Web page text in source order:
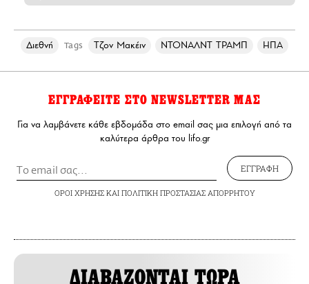
Διεθνή Tags Τζον Μακέιν ΝΤΟΝΑΛΝΤ ΤΡΑΜΠ ΗΠΑ
ΕΓΓΡΑΦΕΙΤΕ ΣΤΟ NEWSLETTER ΜΑΣ
Για να λαμβάνετε κάθε εβδομάδα στο email σας μια επιλογή από τα
καλύτερα άρθρα του lifo.gr
ΕΓΓΡΑΦΗ
ΟΡΟΙ ΧΡΗΣΗΣΚΑΙ ΠΟΛΙΤΙΚΗ ΠΡΟΣΤΑΣΙΑΣ ΑΠΟΡΡΗΤΟΥ
ΔΙΑΒΑΖΟΝΤΑΙ ΤΩΡΑ